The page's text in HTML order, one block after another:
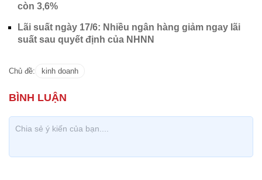
còn 3,6%
Lãi suất ngày 17/6: Nhiều ngân hàng giảm ngay lãi
suất sau quyết định của NHNN
Chủ đề: kinh doanh